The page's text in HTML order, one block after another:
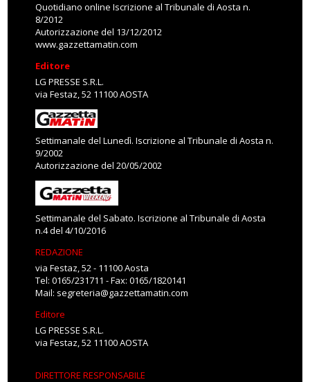
Quotidiano online Iscrizione al Tribunale di Aosta n.
8/2012
Autorizzazione del 13/12/2012
www.gazzettamatin.com
Editore
LG PRESSE S.R.L.
via Festaz, 52 11100 AOSTA
Settimanale del Lunedì. Iscrizione al Tribunale di Aosta n.
9/2002
Autorizzazione del 20/05/2002
Settimanale del Sabato. Iscrizione al Tribunale di Aosta
n.4 del 4/10/2016
REDAZIONE
via Festaz, 52 - 11100 Aosta
Tel: 0165/231711 - Fax: 0165/1820141
Mail: segreteria@gazzettamatin.com
Editore
LG PRESSE S.R.L.
via Festaz, 52 11100 AOSTA
DIRETTORE RESPONSABILE